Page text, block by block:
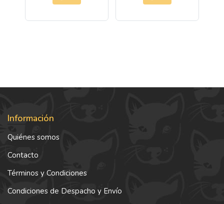
Información
Quiénes somos
Contacto
Términos y Condiciones
Condiciones de Despacho y Envío